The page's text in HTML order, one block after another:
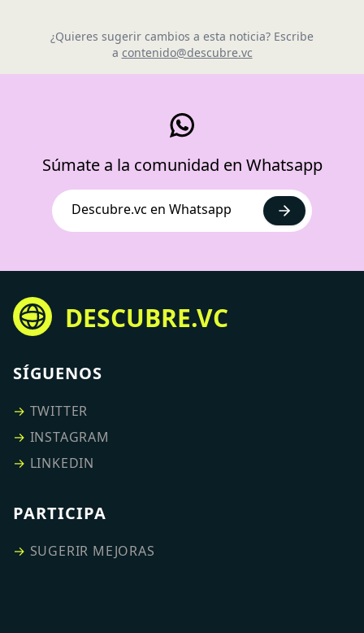
¿Quieres sugerir cambios a esta noticia? Escribe
a contenido@descubre.vc
Súmate a la comunidad en Whatsapp
Descubre.vc en Whatsapp
DESCUBRE.VC
SÍGUENOS
→ TWITTER
→ INSTAGRAM
→ LINKEDIN
PARTICIPA
→ SUGERIR MEJORAS